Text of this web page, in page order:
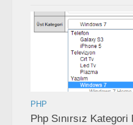
PHP
Php Sınırsız Kategori